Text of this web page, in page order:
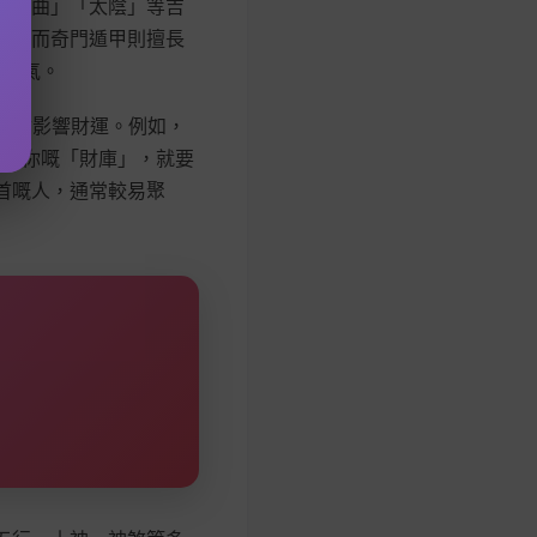
武曲」「太陰」等吉
。而奇門遁甲則擅長
氣。
影響財運。例如，
你嘅「財庫」，就要
嘅人，通常較易聚